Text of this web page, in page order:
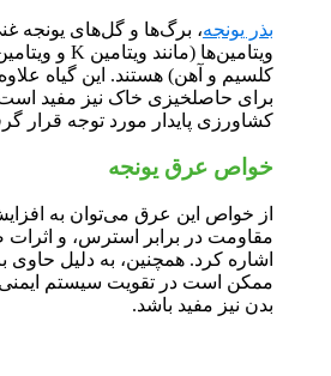
بذر یونجه، برگ‌ها و گل‌های یونجه
کلسیم و آهن) هستند. این گیاه علاوه
برای حاصلخیزی خاک نیز مفید است
کشاورزی پایدار مورد توجه قرار
خواص عرق یونجه
از خواص این عرق می‌توان به
مقاومت در برابر استرس، و اثرات
اشاره کرد. همچنین، به دلیل حاوی
ممکن است در تقویت سیستم
بدن نیز مفید باشد.